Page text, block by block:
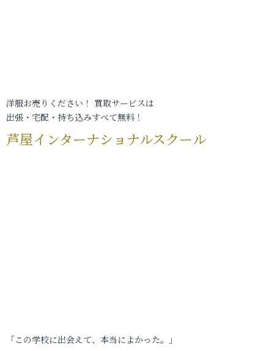
洋服お売りください！ 買取サービスは
出張・宅配・持ち込みすべて無料！
芦屋インターナショナルスクール
「この学校に出会えて、本当によかった。」